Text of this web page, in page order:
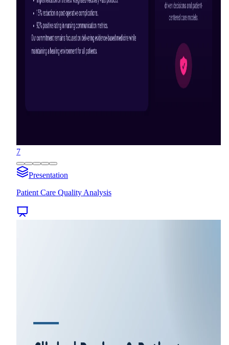
7
Presentation
Patient Care Quality Analysis